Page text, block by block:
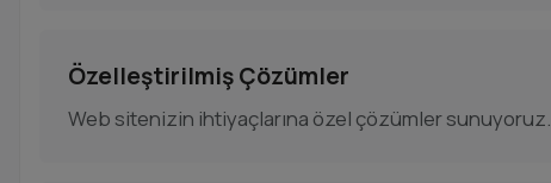
Özelleştirilmiş Çözümler
Web sitenizin ihtiyaçlarına özel çözümler sunuyoruz.